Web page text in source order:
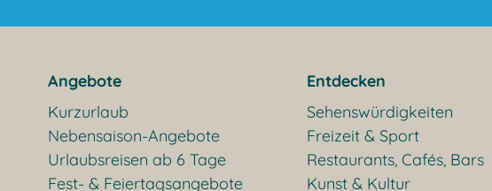
Angebote
Kurzurlaub
Nebensaison-Angebote
Urlaubsreisen ab 6 Tage
Fest- & Feiertagsangebote
Entdecken
Sehenswürdigkeiten
Freizeit & Sport
Restaurants, Cafés, Bars
Kunst & Kultur